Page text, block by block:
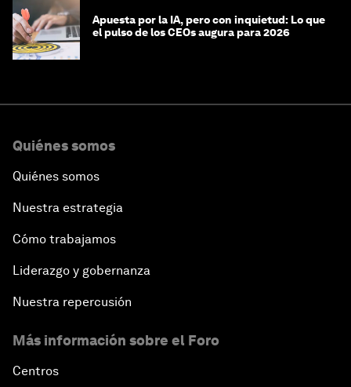
Apuesta por la IA, pero con inquietud: Lo que
el pulso de los CEOs augura para 2026
Quiénes somos
Quiénes somos
Nuestra estrategia
Cómo trabajamos
Liderazgo y gobernanza
Nuestra repercusión
Más información sobre el Foro
Centros